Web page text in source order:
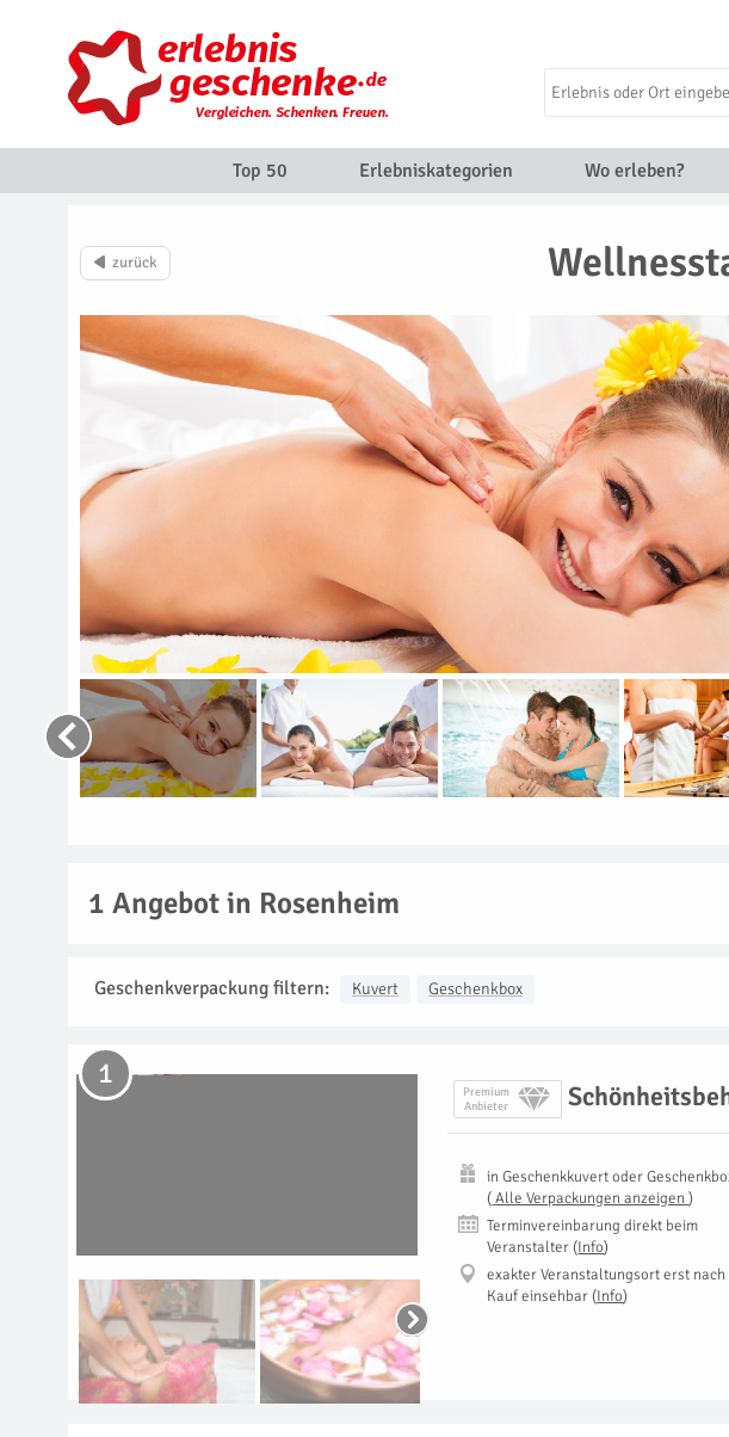
Top 50 Erlebniskategorien Wo erleben?
1 Angebot in Rosenheim
Geschenkverpackung filtern: Kuvert Geschenkbox
Premium
Anbieter
1
inGeschenkkuvert oder
( Alle Verpackungen anzeigen )
Terminvereinbarung direkt beim
Veranstalter (Info)
exakter Veranstaltungsort erst nach
Kauf einsehbar (Info)